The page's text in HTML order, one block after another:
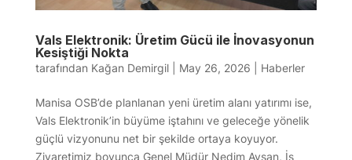
Vals Elektronik: Üretim Gücü ile İnovasyonun
Kesiştiği Nokta
tarafından Kağan Demirgil| May 26, 2026 Haberler
Manisa OSB’de planlanan yeni üretim alanı yatırımı ise,
Vals Elektronik’in büyüme iştahını ve geleceğe yönelik
güçlü vizyonunu net bir şekilde ortaya koyuyor.
Ziyaretimiz boyunca Genel Müdür Nedim Aysan, İş